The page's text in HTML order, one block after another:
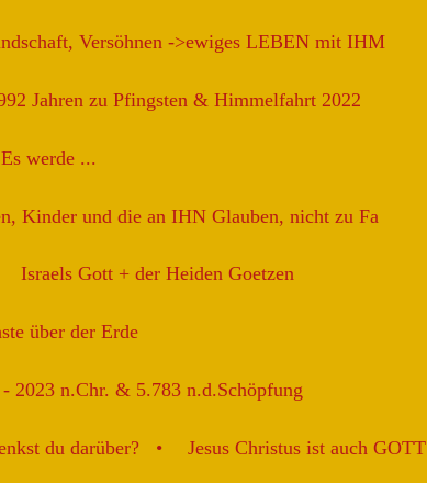
Versöhnen ->ewiges LEBEN mit IHM
Jahren zu Pfingsten & Himmelfahrt 2022
werde ...
Kinder und die an IHN Glauben, nicht zu Fa
Israels Gott + der Heiden Goetzen
über der Erde
2023 n.Chr. & 5.783 n.d.Schöpfung
du darüber? Jesus Christus ist auch GOTT